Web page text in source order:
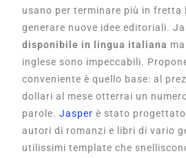
usano per terminare più in fretta
generare nuove idee editoriali.
disponibile in lingua italiana
inglese sono impeccabili.
conveniente è quello base: al
dollari al mese otterrai un
parole.Jasper è stato
autori di romanzi e libri di vario
utilissimi template che